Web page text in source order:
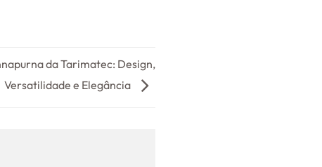
da Tarimatec: Design,
Versatilidade e Elegância